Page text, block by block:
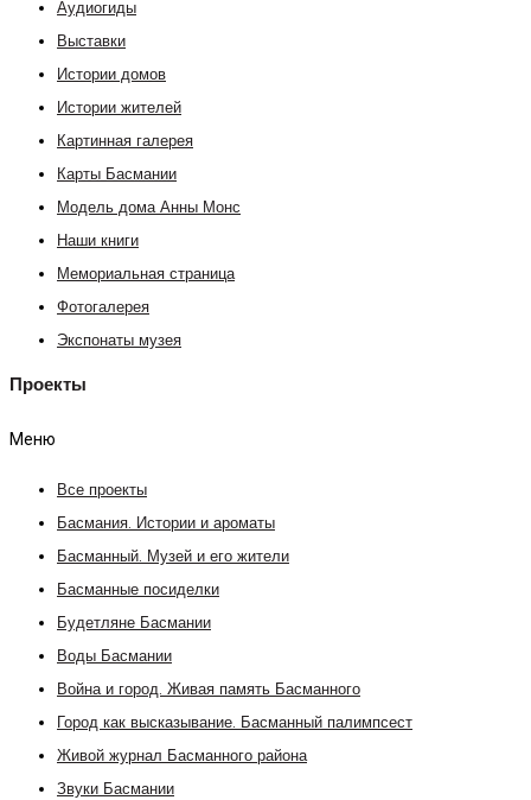
Аудиогиды
Выставки
Истории домов
Истории жителей
Картинная галерея
Карты Басмании
Модель дома Анны Монс
Наши книги
Мемориальная страница
Фотогалерея
Экспонаты музея
Проекты
Меню
Все проекты
Басмания. Истории и ароматы
Басманный. Музей и его жители
Басманные посиделки
Будетляне Басмании
Воды Басмании
Война и город. Живая память Басманного
Город как высказывание. Басманный палимпсест
Живой журнал Басманного района
Звуки Басмании